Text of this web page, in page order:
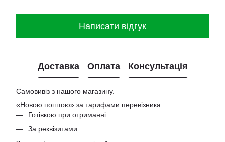
Написати відгук
Доставка Оплата Консультація
Самовивіз з нашого магазину.
«Новою поштою» за тарифами перевізника
Готівкою при отриманні
За реквізитами